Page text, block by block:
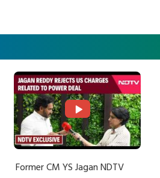
Former CM YS Jagan NDTV